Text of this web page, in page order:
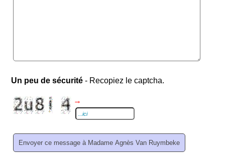
Un peu de sécurité - Recopiez le captcha.
→